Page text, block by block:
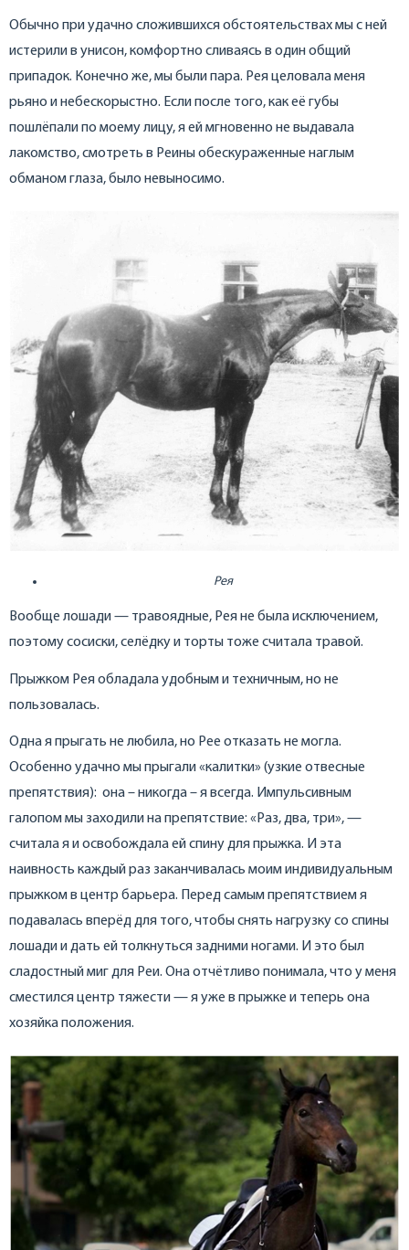
Обычно при удачно сложившихся обстоятельствах мы с ней
истерили в унисон, комфортно сливаясь в один общий
припадок. Конечно же, мы были пара. Рея целовала меня
рьяно и небескорыстно. Если после того, как её губы
пошлёпали по моему лицу, я ей мгновенно не выдавала
лакомство, смотреть в Реины обескураженные наглым
обманом глаза, было невыносимо.
Рея
Вообще лошади — травоядные, Рея не была исключением,
поэтому сосиски, селёдку и торты тоже считала травой.
Прыжком Рея обладала удобным и техничным, но не
пользовалась.
Одна я прыгать не любила, но Рее отказать не могла.
Особенно удачно мы прыгали «калитки» (узкие отвесные
препятствия): она – никогда – я всегда. Импульсивным
галопом мы заходили на препятствие: «Раз, два, три», —
считала я и освобождала ей спину для прыжка. И эта
наивность каждый раз заканчивалась моим индивидуальным
прыжком в центр барьера. Перед самым препятствием я
подавалась вперёд для того, чтобы снять нагрузку со спины
лошади и дать ей толкнуться задними ногами. И это был
сладостный миг для Реи. Она отчётливо понимала, что у меня
сместился центр тяжести — я уже в прыжке и теперь она
хозяйка положения.